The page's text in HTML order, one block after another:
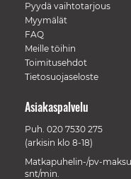
Pyydä vaihtotarjous
Myymälät
FAQ
Meille töihin
Toimitusehdot
Tietosuojaseloste
Asiakaspalvelu
Puh. 020 7530 275
(arkisin klo 8-18)
Matkapuhelin-/pv-maksu
snt/min.